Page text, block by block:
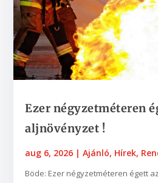
Ezer négyzetméteren
aljnövényzet !
aug 6, 2026 |Ajánló, Hírek,
Böde: Ezer négyzetméteren égett